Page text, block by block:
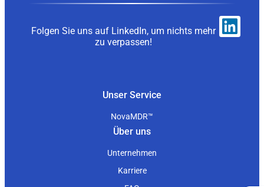
Folgen Sie uns auf LinkedIn, um nichts mehr
zu verpassen!
Unser Service
NovaMDR™
Über uns
Unternehmen
Karriere